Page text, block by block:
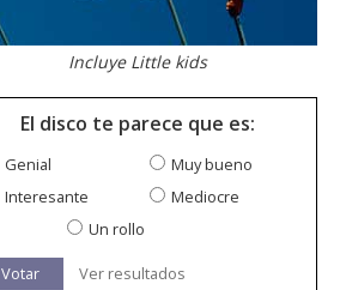
Incluye Little kids
El disco te parece que es:
Genial
Muy bueno
Interesante
Mediocre
Un rollo
Votar Ver resultados